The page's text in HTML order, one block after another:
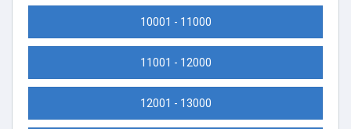
10001 - 11000
11001 - 12000
12001 - 13000